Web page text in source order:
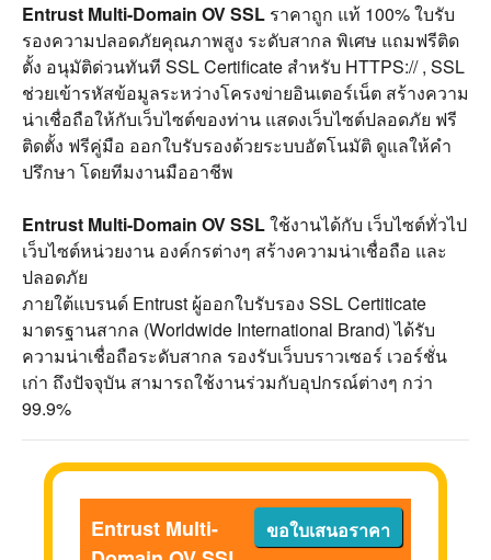
Entrust Multi-Domain OV SSL ราคาถูก แท้ 100% ใบรับ
รองความปลอดภัยคุณภาพสูง ระดับสากล พิเศษ แถมฟรีติด
ตั้ง อนุมัติด่วนทันที SSL Certificate สำหรับ HTTPS:// , SSL
ช่วยเข้ารหัสข้อมูลระหว่างโครงข่ายอินเตอร์เน็ต สร้างความ
น่าเชื่อถือให้กับเว็บไซต์ของท่าน แสดงเว็บไซต์ปลอดภัย ฟรี
ติดตั้ง ฟรีคู่มือ ออกใบรับรองด้วยระบบอัตโนมัติ ดูแลให้คำ
ปรึกษา โดยทีมงานมืออาชีพ
Entrust Multi-Domain OV SSLใช้งานได้กับ เว็บไซต์ทั่วไป
เว็บไซต์หน่วยงาน องค์กรต่างๆ สร้างความน่าเชื่อถือ และ
ปลอดภัย
ภายใต้แบรนด์ Entrust ผู้ออกใบรับรอง SSL Certiticate
มาตรฐานสากล (Worldwide International Brand) ได้รับ
ความน่าเชื่อถือระดับสากล รองรับเว็บบราวเซอร์ เวอร์ชั่น
เก่า ถึงปัจจุบัน สามารถใช้งานร่วมกับอุปกรณ์ต่างๆ กว่า
99.9%
ขอใบเสนอราคา
Entrust Multi-